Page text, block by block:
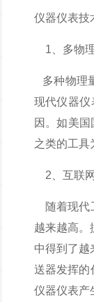
仪器仪表技
1、多物理
多种物理
现代仪器
因。如美
之类的工具
2、互联网
随着现代
越来越高
中得到了越
送器发挥的
仪器仪表产